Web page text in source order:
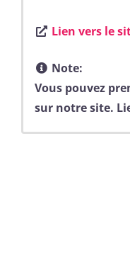
Lien vers le
Note:
Vous pouvez
sur notre site.